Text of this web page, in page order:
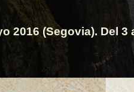
2016 (Segovia). Del 3